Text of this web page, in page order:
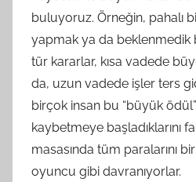
buluyoruz. Örneğin, pahalı
yapmak ya da beklenmedik
tür kararlar, kısa vadede
da, uzun vadede işler ters
birçok insan bu “büyük
kaybetmeye başladıklarını
masasında tüm paralarını
oyuncu gibi davranıyorlar.